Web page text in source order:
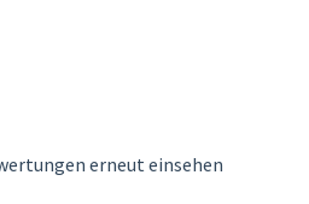
erneut einsehen